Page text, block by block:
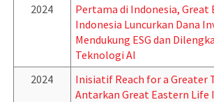
2024
Pertama di Indonesia, Great
Indonesia Luncurkan Dana
Mendukung ESG dan
Teknologi AI
2024
Inisiatif Reach for a Greater
Antarkan Great Eastern Life